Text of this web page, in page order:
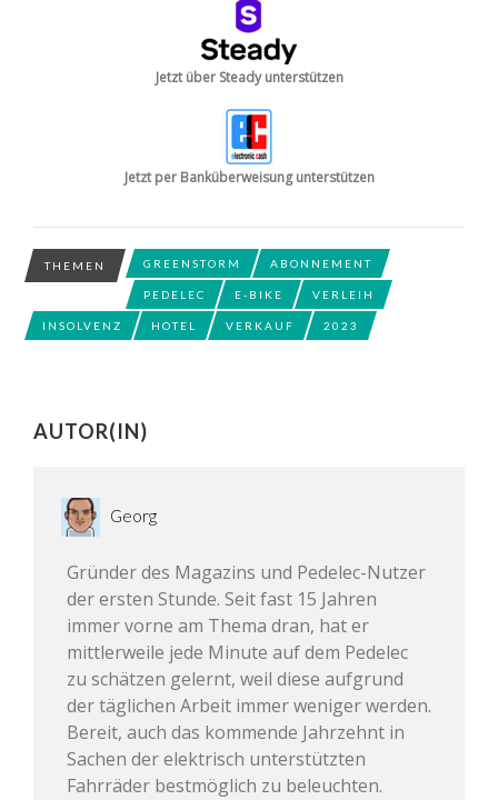
Jetzt über Steady unterstützen
Jetzt per Banküberweisung unterstützen
THEMEN GREENSTORM ABONNEMENT
PEDELEC E-BIKE VERLEIH
INSOLVENZ HOTEL VERKAUF 2023
AUTOR(IN)
Georg
Gründer des Magazins und Pedelec-Nutzer
der ersten Stunde. Seit fast 15 Jahren
immer vorne am Thema dran, hat er
mittlerweile jede Minute auf dem Pedelec
zu schätzen gelernt, weil diese aufgrund
der täglichen Arbeit immer weniger werden.
Bereit, auch das kommende Jahrzehnt in
Sachen der elektrisch unterstützten
Fahrräder bestmöglich zu beleuchten.